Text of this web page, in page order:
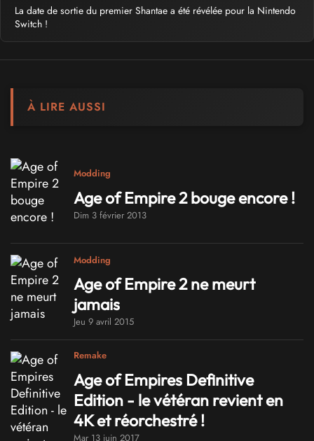
La date de sortie du premier Shantae a été révélée pour la Nintendo
Switch !
À LIRE AUSSI
Modding
Age of Empire 2 bouge encore !
Dim 3 février 2013
Modding
Age of Empire 2 ne meurt
jamais
Jeu 9 avril 2015
Remake
Age of Empires Definitive
Edition - le vétéran revient en
4K et réorchestré !
Mar 13 juin 2017